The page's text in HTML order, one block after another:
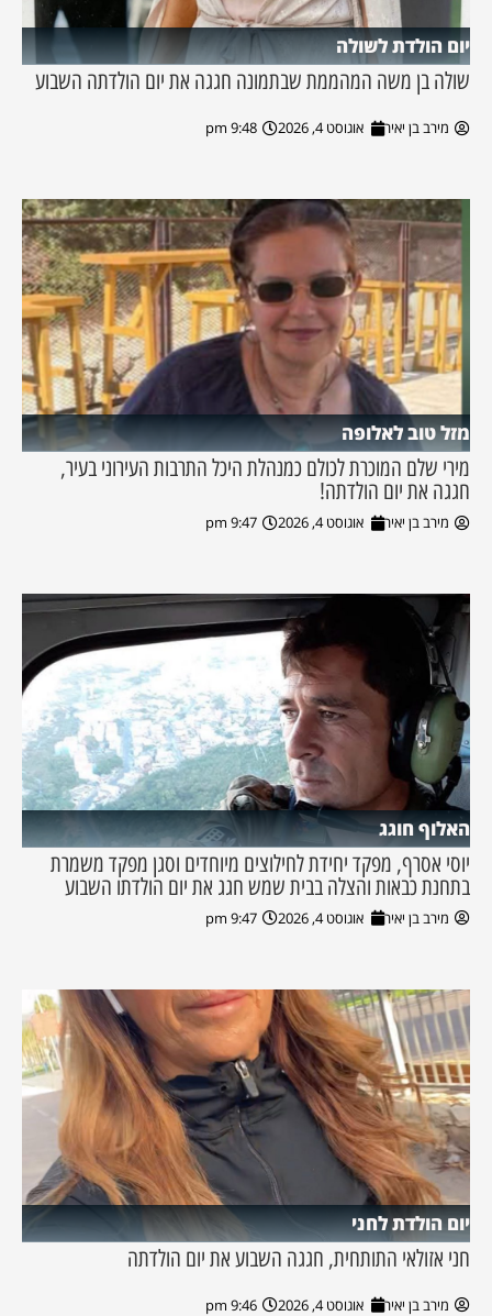
יום הולדת לשולה
שולה בן משה המהממת שבתמונה חגגה את יום הולדתה השבוע
מירב בן יאיר אוגוסט 4, 2026 9:48 pm
מזל טוב לאלופה
מירי שלם המוכרת לכולם כמנהלת היכל התרבות העירוני בעיר,
חגגה את יום הולדתה!
מירב בן יאיר אוגוסט 4, 2026 9:47 pm
האלוף חוגג
יוסי אסרף, מפקד יחידת לחילוצים מיוחדים וסגן מפקד משמרת
בתחנת כבאות והצלה בבית שמש חגג את יום הולדתו השבוע
מירב בן יאיר אוגוסט 4, 2026 9:47 pm
יום הולדת לחני
חני אזולאי התותחית, חגגה השבוע את יום הולדתה
מירב בן יאיר אוגוסט 4, 2026 9:46 pm